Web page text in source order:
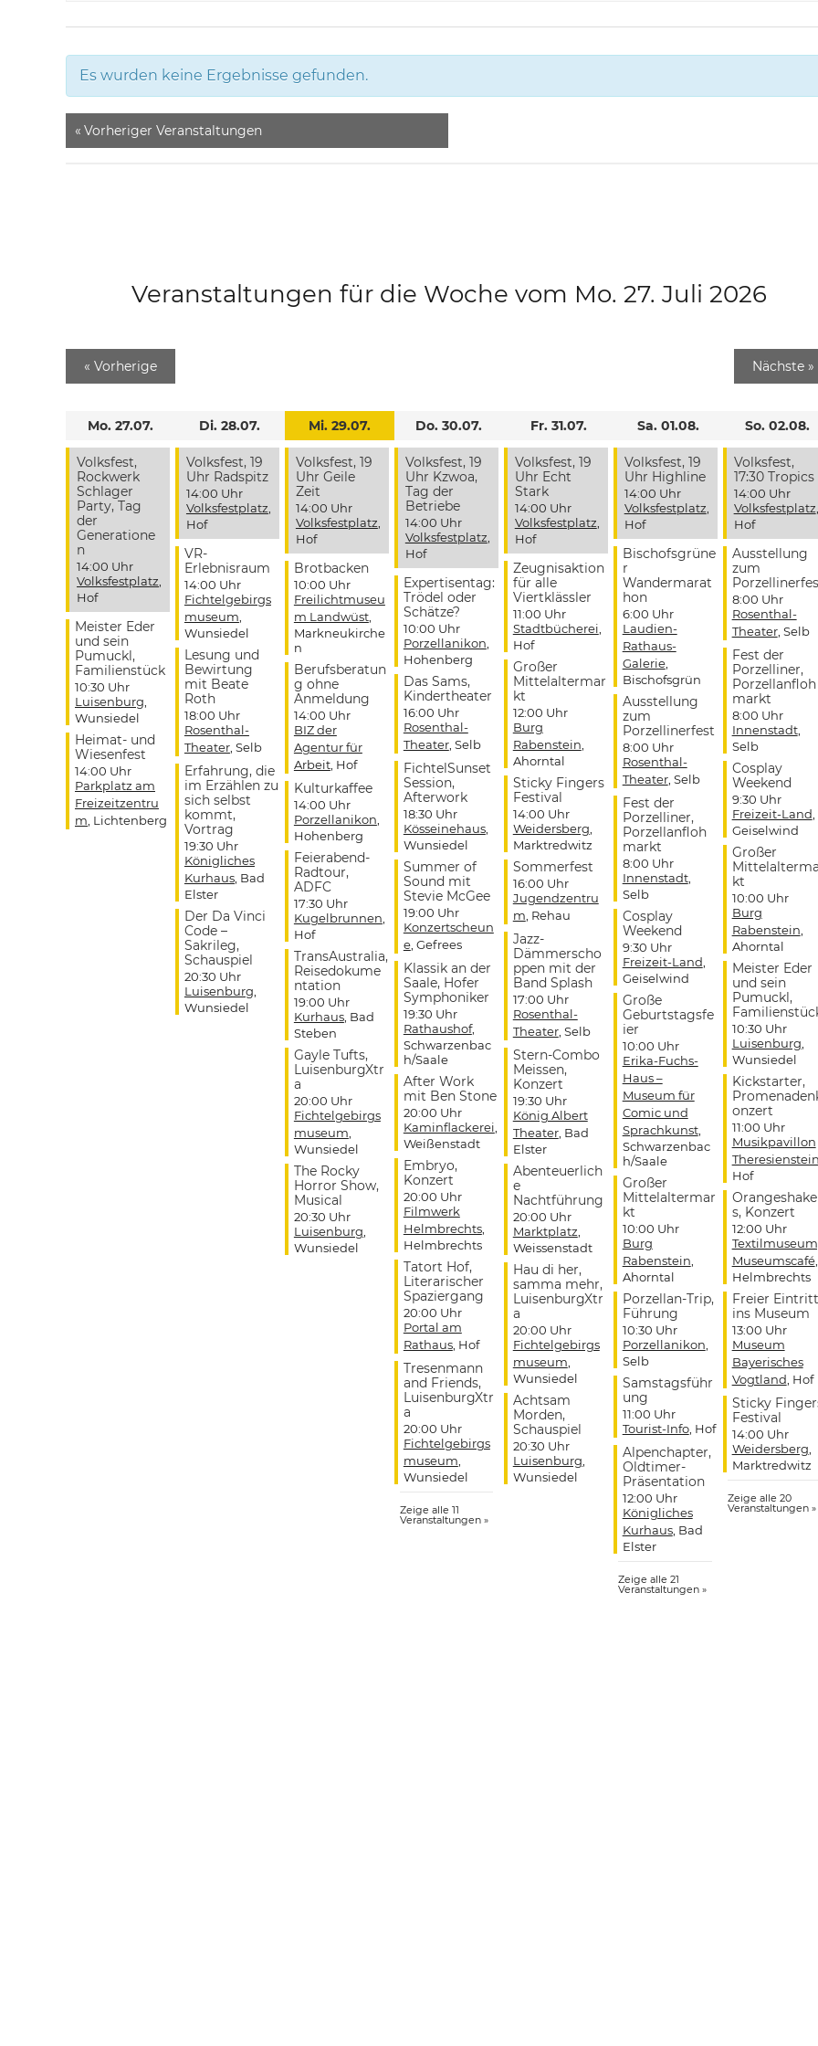
Es wurden keine Ergebnisse gefunden.
« Vorheriger Veranstaltungen
Veranstaltungen für die Woche vom Mo. 27. Juli 2026
« Vorherige Nächste »
Mo. 27.07.
Volksfest,
Rockwerk
Schlager
Party, Tag
der
Generatione
n
14:00 Uhr
Volksfestplatz,
Hof
Meister Eder
und sein
Pumuckl,
Familienstück
10:30 Uhr
Luisenburg,
Wunsiedel
Heimat- und
Wiesenfest
14:00 Uhr
Parkplatz am
Freizeitzentru
m, Lichtenberg
Di. 28.07.
Volksfest, 19
Uhr Radspitz
14:00 Uhr
Volksfestplatz,
Hof
VR-
Erlebnisraum
14:00 Uhr
Fichtelgebirgs
museum,
Wunsiedel
Lesung und
Bewirtung
mit Beate
Roth
18:00 Uhr
Rosenthal-
Theater, Selb
Erfahrung, die
im Erzählen zu
sich selbst
kommt,
Vortrag
19:30 Uhr
Königliches
Kurhaus, Bad
Elster
Der Da Vinci
Code –
Sakrileg,
Schauspiel
20:30 Uhr
Luisenburg,
Wunsiedel
Mi. 29.07.
Volksfest, 19
Uhr Geile
Zeit
14:00 Uhr
Volksfestplatz,
Hof
Brotbacken
10:00 Uhr
Freilichtmuseu
m Landwüst,
Markneukirche
n
Berufsberatun
g ohne
Anmeldung
14:00 Uhr
BIZ der
Agentur für
Arbeit, Hof
Kulturkaffee
14:00 Uhr
Porzellanikon,
Hohenberg
Feierabend-
Radtour,
ADFC
17:30 Uhr
Kugelbrunnen,
Hof
TransAustralia,
Reisedokume
ntation
19:00 Uhr
Kurhaus, Bad
Steben
Gayle Tufts,
LuisenburgXtr
a
20:00 Uhr
Fichtelgebirgs
museum,
Wunsiedel
The Rocky
Horror Show,
Musical
20:30 Uhr
Luisenburg,
Wunsiedel
Do. 30.07.
Volksfest, 19
Uhr Kzwoa,
Tag der
Betriebe
14:00 Uhr
Volksfestplatz,
Hof
Expertisentag:
Trödel oder
Schätze?
10:00 Uhr
Porzellanikon,
Hohenberg
Das Sams,
Kindertheater
16:00 Uhr
Rosenthal-
Theater, Selb
FichtelSunset
Session,
Afterwork
18:30 Uhr
Kösseinehaus,
Wunsiedel
Summer of
Sound mit
Stevie McGee
19:00 Uhr
Konzertscheun
e, Gefrees
Klassik an der
Saale, Hofer
Symphoniker
19:30 Uhr
Rathaushof,
Schwarzenbac
h/Saale
After Work
mit Ben Stone
20:00 Uhr
Kaminflackerei,
Weißenstadt
Embryo,
Konzert
20:00 Uhr
Filmwerk
Helmbrechts,
Helmbrechts
Tatort Hof,
Literarischer
Spaziergang
20:00 Uhr
Portal am
Rathaus, Hof
Tresenmann
and Friends,
LuisenburgXtr
a
20:00 Uhr
Fichtelgebirgs
museum,
Wunsiedel
Zeige alle 11
Veranstaltungen »
Fr. 31.07.
Volksfest, 19
Uhr Echt
Stark
14:00 Uhr
Volksfestplatz,
Hof
Zeugnisaktion
für alle
Viertklässler
11:00 Uhr
Stadtbücherei,
Hof
Großer
Mittelaltermar
kt
12:00 Uhr
Burg
Rabenstein,
Ahorntal
Sticky Fingers
Festival
14:00 Uhr
Weidersberg,
Marktredwitz
Sommerfest
16:00 Uhr
Jugendzentru
m, Rehau
Jazz-
Dämmerscho
ppen mit der
Band Splash
17:00 Uhr
Rosenthal-
Theater, Selb
Stern-Combo
Meissen,
Konzert
19:30 Uhr
König Albert
Theater, Bad
Elster
Abenteuerlich
e
Nachtführung
20:00 Uhr
Marktplatz,
Weissenstadt
Hau di her,
samma mehr,
LuisenburgXtr
a
20:00 Uhr
Fichtelgebirgs
museum,
Wunsiedel
Achtsam
Morden,
Schauspiel
20:30 Uhr
Luisenburg,
Wunsiedel
Sa. 01.08.
Volksfest, 19
Uhr Highline
14:00 Uhr
Volksfestplatz,
Hof
Bischofsgrüne
r
Wandermarat
hon
6:00 Uhr
Laudien-
Rathaus-
Galerie,
Bischofsgrün
Ausstellung
zum
Porzellinerfest
8:00 Uhr
Rosenthal-
Theater, Selb
Fest der
Porzelliner,
Porzellanfloh
markt
8:00 Uhr
Innenstadt,
Selb
Cosplay
Weekend
9:30 Uhr
Freizeit-Land,
Geiselwind
Große
Geburtstagsfe
ier
10:00 Uhr
Erika-Fuchs-
Haus –
Museum für
Comic und
Sprachkunst,
Schwarzenbac
h/Saale
Großer
Mittelaltermar
kt
10:00 Uhr
Burg
Rabenstein,
Ahorntal
Porzellan-Trip,
Führung
10:30 Uhr
Porzellanikon,
Selb
Samstagsführ
ung
11:00 Uhr
Tourist-Info, Hof
Alpenchapter,
Oldtimer-
Präsentation
12:00 Uhr
Königliches
Kurhaus, Bad
Elster
Zeige alle 21
Veranstaltungen »
So. 02.08.
Volksfest,
17:30 Tropics
14:00 Uhr
Volksfestplatz,
Hof
Ausstellung
zum
8:00 Uhr
Rosenthal-
Theater, Selb
Fest der
Porzelliner,
Porzellanfloh
markt
8:00 Uhr
Innenstadt,
Selb
Cosplay
Weekend
9:30 Uhr
Freizeit-Land,
Geiselwind
Großer
kt
10:00 Uhr
Burg
Rabenstein,
Ahorntal
Meister Eder
und sein
Pumuckl,
10:30 Uhr
Luisenburg,
Wunsiedel
Kickstarter,
onzert
11:00 Uhr
Musikpavillon
Hof
s, Konzert
12:00 Uhr
Museumscafé,
Helmbrechts
Freier Eintritt
ins Museum
13:00 Uhr
Museum
Bayerisches
Vogtland, Hof
Sticky
Festival
14:00 Uhr
Weidersberg,
Marktredwitz
Zeige alle 20
Veranstaltungen »